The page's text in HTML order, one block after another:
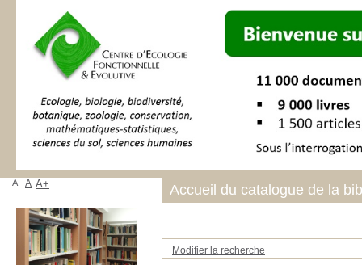
Modifier la recherche
Accueil du catalogue de la
A- A A+